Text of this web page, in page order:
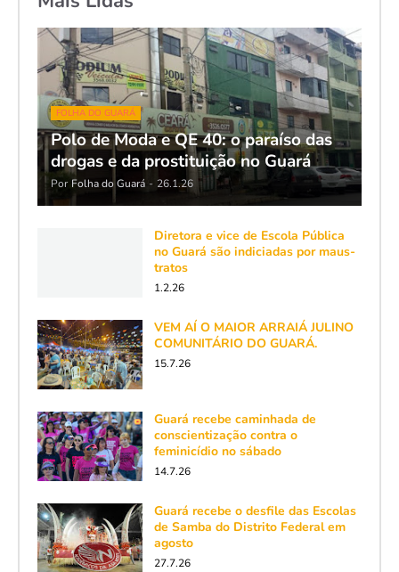
FOLHA DO GUARÁ
Polo de Moda e QE 40: o paraíso das
drogas e da prostituição no Guará
Por Folha do Guará - 26.1.26
Diretora e vice de Escola Pública
no Guará são indiciadas por maus-
tratos
1.2.26
VEM AÍ O MAIOR ARRAIÁ JULINO
COMUNITÁRIO DO GUARÁ.
15.7.26
Guará recebe caminhada de
conscientização contra o
feminicídio no sábado
14.7.26
Guará recebe o desfile das Escolas
de Samba do Distrito Federal em
agosto
27.7.26